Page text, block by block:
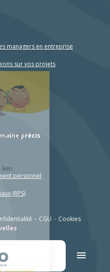
de
accompagner pendant votre
suite, cliquez sur le lien
pied de page.
par
managers en entreprise
sur vos projets
précis
personnel
(RPS)
CGU
Cookies